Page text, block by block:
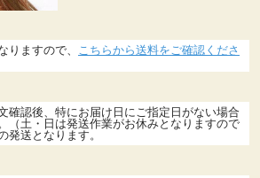
りますので、 こちらから送料をご確認くださ
確認後、特にお届け日にご指定日がない場合
（土・日は発送作業がお休みとなりますので
発送となります。